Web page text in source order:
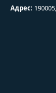
Адрес: